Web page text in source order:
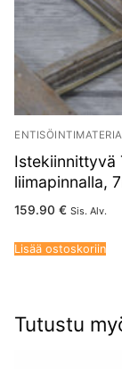
Istekiinnittyvä
liimapinnalla,
159.90 € Sis. Alv.
Lisää ostoskoriin
Tutustu